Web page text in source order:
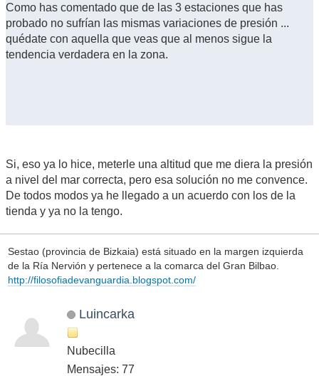
Como has comentado que de las 3 estaciones que has
probado no sufrían las mismas variaciones de presión ...
quédate con aquella que veas que al menos sigue la
tendencia verdadera en la zona.
Si, eso ya lo hice, meterle una altitud que me diera la presión
a nivel del mar correcta, pero esa solución no me convence.
De todos modos ya he llegado a un acuerdo con los de la
tienda y ya no la tengo.
Sestao (provincia de Bizkaia) está situado en la margen izquierda
de la Ría Nervión y pertenece a la comarca del Gran Bilbao.
http://filosofiadevanguardia.blogspot.com/
Luincarka
Nubecilla
Mensajes: 77